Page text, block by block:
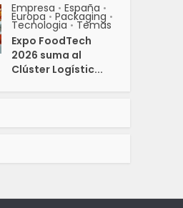
Empresa • España •
Europa • Packaging •
Tecnologia • Temas
Expo FoodTech
2026 suma al
Clúster Logístic...